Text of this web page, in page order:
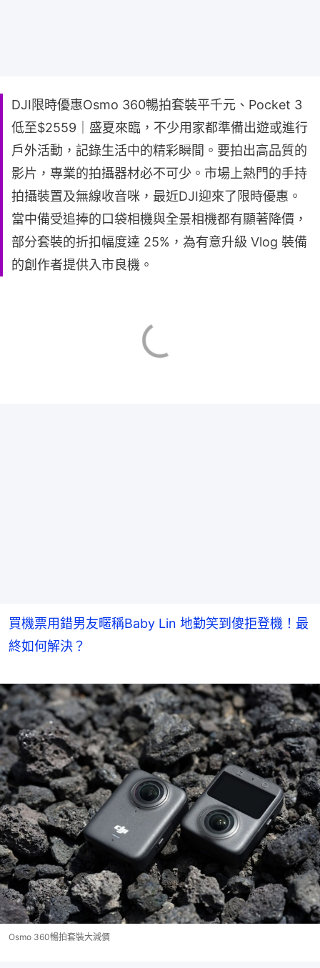
DJI限時優惠Osmo 360暢拍套裝平千元、Pocket 3
低至$2559｜盛夏來臨，不少用家都準備出遊或進行
戶外活動，記錄生活中的精彩瞬間。要拍出高品質的
影片，專業的拍攝器材必不可少。市場上熱門的手持
拍攝裝置及無線收音咪，最近DJI迎來了限時優惠。
當中備受追捧的口袋相機與全景相機都有顯著降價，
部分套裝的折扣幅度達 25%，為有意升級 Vlog 裝備
的創作者提供入市良機。
買機票用錯男友暱稱Baby Lin 地勤笑到傻拒登機！最
終如何解決？
Osmo 360暢拍套裝大減價